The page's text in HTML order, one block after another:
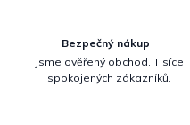
Bezpečný nákup
Jsme ověřený obchod. Tisíce
spokojených zákazníků.